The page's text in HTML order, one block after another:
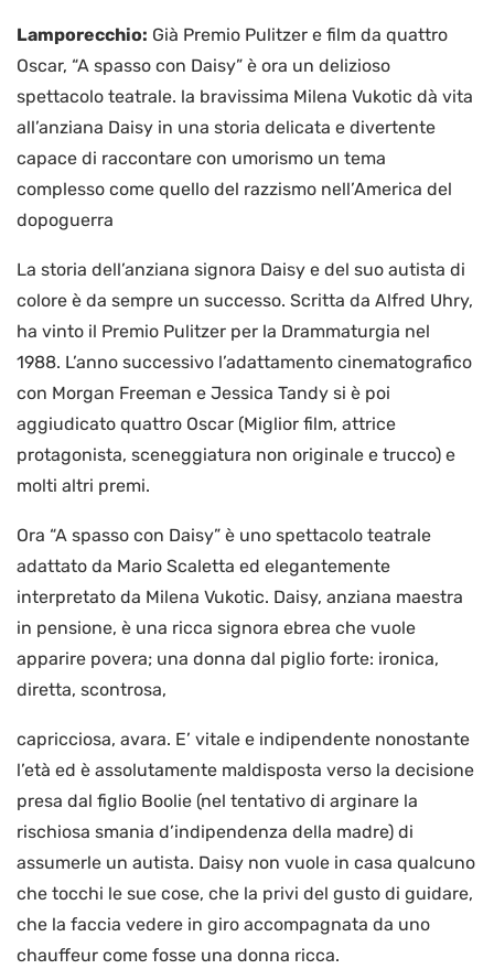
video
Lamporecchio: Già Premio Pulitzer e film da quattro
Oscar, “A spasso con Daisy” è ora un delizioso
spettacolo teatrale. la bravissima Milena Vukotic dà vita
all’anziana Daisy in una storia delicata e divertente
capace di raccontare con umorismo un tema
complesso come quello del razzismo nell’America del
dopoguerra
La storia dell’anziana signora Daisy e del suo autista di
colore è da sempre un successo. Scritta da Alfred Uhry,
ha vinto il Premio Pulitzer per la Drammaturgia nel
1988. L’anno successivo l’adattamento cinematografico
con Morgan Freeman e Jessica Tandy si è poi
aggiudicato quattro Oscar (Miglior film, attrice
protagonista, sceneggiatura non originale e trucco) e
molti altri premi.
Ora “A spasso con Daisy” è uno spettacolo teatrale
adattato da Mario Scaletta ed elegantemente
interpretato da Milena Vukotic. Daisy, anziana maestra
in pensione, è una ricca signora ebrea che vuole
apparire povera; una donna dal piglio forte: ironica,
diretta, scontrosa,
capricciosa, avara. E’ vitale e indipendente nonostante
l’età ed è assolutamente maldisposta verso la decisione
presa dal figlio Boolie (nel tentativo di arginare la
rischiosa smania d’indipendenza della madre) di
assumerle un autista. Daisy non vuole in casa qualcuno
che tocchi le sue cose, che la privi del gusto di guidare,
che la faccia vedere in giro accompagnata da uno
chauffeur come fosse una donna ricca.